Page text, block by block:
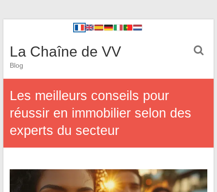
La Chaîne de VV
Blog
Les meilleurs conseils pour
réussir en immobilier selon des
experts du secteur